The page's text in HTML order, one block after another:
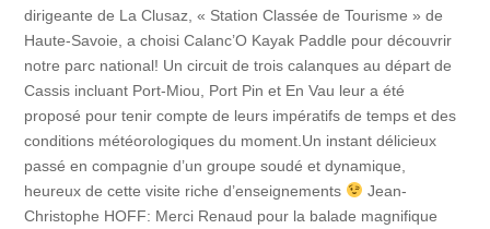
dirigeante de La Clusaz, « Station Classée de Tourisme » de
Haute-Savoie, a choisi Calanc’O Kayak Paddle pour découvrir
notre parc national! Un circuit de trois calanques au départ de
Cassis incluant Port-Miou, Port Pin et En Vau leur a été
proposé pour tenir compte de leurs impératifs de temps et des
conditions météorologiques du moment.Un instant délicieux
passé en compagnie d’un groupe soudé et dynamique,
heureux de cette visite riche d’enseignements
Jean-
Christophe HOFF: Merci Renaud pour la balade magnifique